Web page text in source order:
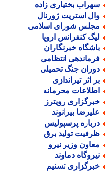
بختیاری زاده
استریت ژورنال
شورای اسلامی
کنفرانس اروپا
خبرنگاران
انتظامی
جنگ تحمیلی
اثر تیراندازی
محرمانه
رویترز
بیرانوند
پرسپولیس
تولید برق
وزیر نیرو
دماوند
تسنیم